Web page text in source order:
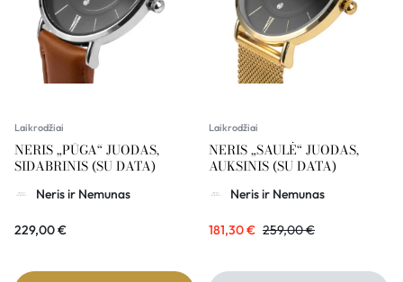
Laikrodžiai
NERIS „PŪGA“ JUODAS,
SIDABRINIS (SU DATA)
Neris ir Nemunas
229,00€
Laikrodžiai
NERIS „SAULĖ“ JUODAS,
AUKSINIS (SU DATA)
Neris ir Nemunas
181,30€ 259,00€